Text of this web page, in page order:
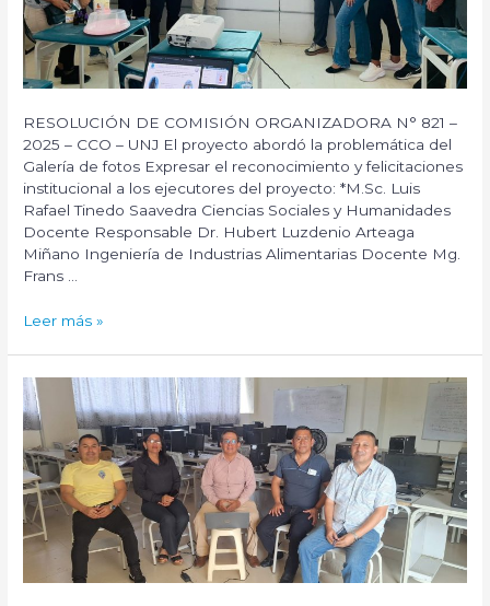
RESOLUCIÓN DE COMISIÓN ORGANIZADORA N° 821 –
2025 – CCO – UNJ El proyecto abordó la problemática del
Galería de fotos Expresar el reconocimiento y felicitaciones
institucional a los ejecutores del proyecto: *M.Sc. Luis
Rafael Tinedo Saavedra Ciencias Sociales y Humanidades
Docente Responsable Dr. Hubert Luzdenio Arteaga
Miñano Ingeniería de Industrias Alimentarias Docente Mg.
Frans …
Proyecto
«Valor
agregado
de
la
cáscara
de
naranja
y
calidad
Leer más »